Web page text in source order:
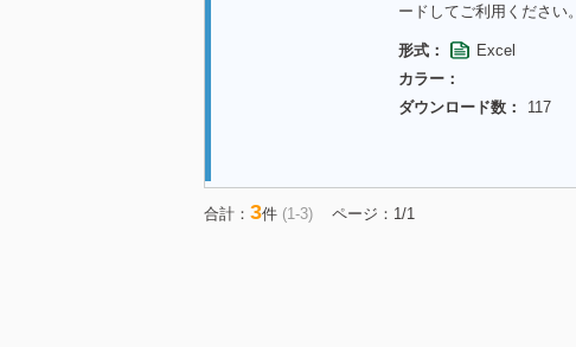
ードしてご利用ください。
形式：
Excel
カラー：
ダウンロード数：
117
合計： 3件 (1-3) ページ：1/1